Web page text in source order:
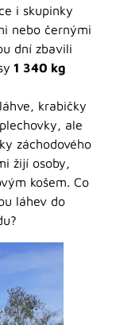
i skupinky
nebo černými
dní zbavili
1 340 kg
krabičky
ale
záchodového
žijí osoby,
košem. Co
láhev do